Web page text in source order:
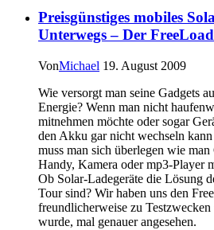
Haglöfs
–
Ratio
Shell
Layer
Jacket
Preisgünstiges mobiles
Unterwegs – Der
VonMichael 19. August 2009
Wie versorgt man seine Gadgets
Energie? Wenn man nicht
mitnehmen möchte oder sogar
den Akku gar nicht wechseln
muss man sich überlegen wie
Handy, Kamera oder mp3-Player
Ob Solar-Ladegeräte die Lösung
Tour sind? Wir haben uns den
freundlicherweise zu
wurde, mal genauer angesehen.